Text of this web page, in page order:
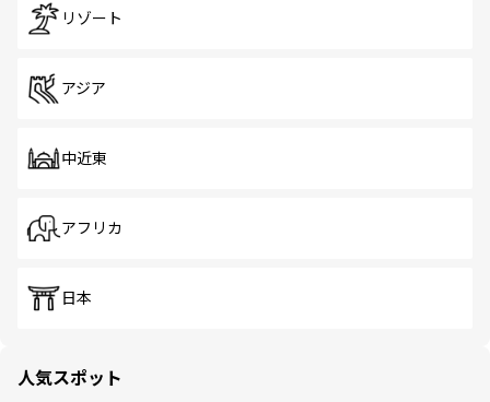
リゾート
アジア
中近東
アフリカ
日本
人気スポット